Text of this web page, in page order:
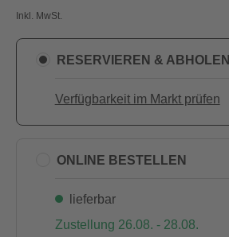
Inkl. MwSt.
RESERVIEREN & ABHOLEN
Verfügbarkeit im Markt prüfen
ONLINE BESTELLEN
lieferbar
Zustellung 26.08. - 28.08.